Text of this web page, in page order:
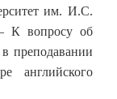
им. И.С.
К вопросу об
преподавании
английского